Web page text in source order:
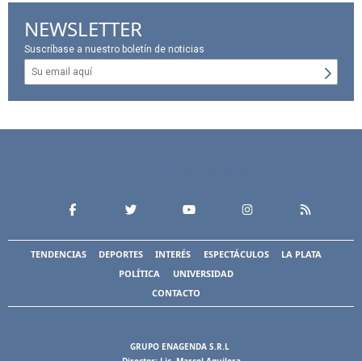
NEWSLETTER
Suscríbase a nuestro boletín de noticias
TENDENCIAS DEPORTES INTERÉS ESPECTÁCULOS
LA PLATA
POLÍTICA
UNIVERSIDAD
CONTACTO
GRUPO ENAGENDA S.R.L